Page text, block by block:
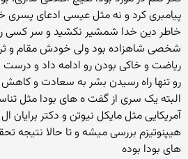
پیامبری کرد و نه مثل عیسی ادعای پسری
خاطر دین خدا شمشیر نکشید و سر کسی
شخصی شاهزاده بود ولی خودش مقام و
ریاضت و خاکی بودن رو ادامه داد و
رو تنها راه رسیدن بشر به سعادت و
البته یک سری از گفت ه های بودا مثل
آمریکایی مثل مایکل نیوتن و دکتر
هیپنوتیزم بررسی میشه و تا حالا نتیجه
های بودا بوده